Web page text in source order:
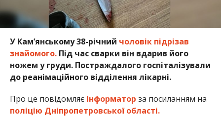
У Кам’янському 38-річний чоловік підрізав
знайомого.Під час сварки він вдарив його
ножем у груди. Постраждалого госпіталізували
до реанімаційного відділення лікарні.
Про це повідомляє Інформатор за посиланням на
поліцію Дніпропетровської області.